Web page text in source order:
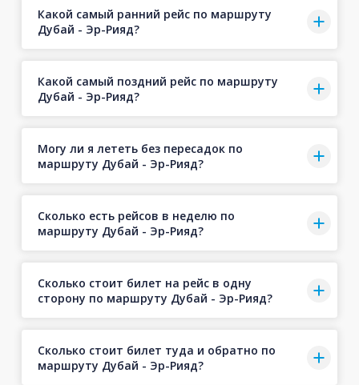
Какой самый ранний рейс по маршруту
Дубай - Эр-Рияд?
Какой самый поздний рейс по маршруту
Дубай - Эр-Рияд?
Могу ли я лететь без пересадок по
маршруту Дубай - Эр-Рияд?
Сколько есть рейсов в неделю по
маршруту Дубай - Эр-Рияд?
Сколько стоит билет на рейс в одну
сторону по маршруту Дубай - Эр-Рияд?
Сколько стоит билет туда и обратно по
маршруту Дубай - Эр-Рияд?